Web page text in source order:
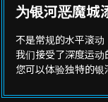
为银河恶魔城
不是常规的水平滚动
我们接受了深度运动
您可以体验独特的银